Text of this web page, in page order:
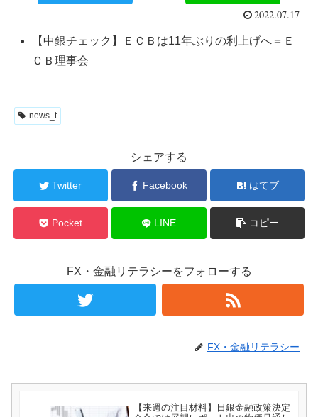
2022.07.17
【中銀チェック】ＥＣＢは11年ぶりの利上げへ＝Ｅ
ＣＢ理事会
news_t
シェアする
Twitter Facebook はてブ
Pocket LINE コピー
FX・金融リテラシーをフォローする
FX・金融リテラシー
【来週の注目材料】日銀金融政策決定